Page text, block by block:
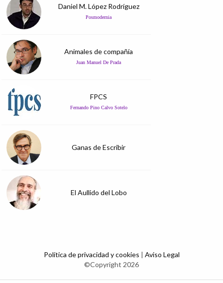
Daniel M. López Rodríguez
Posmodernia
Animales de compañía
Juan Manuel De Prada
FPCS
Fernando Pino Calvo Sotelo
Ganas de Escribir
El Aullido del Lobo
Política de privacidad y cookies | Aviso Legal
©Copyright 2026